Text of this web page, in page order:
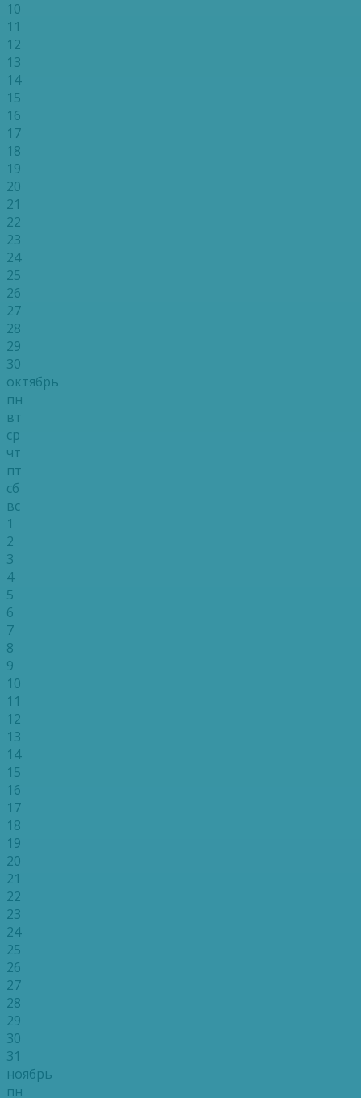
10
11
12
13
14
15
16
17
18
19
20
21
22
23
24
25
26
27
28
29
30
октябрь
пн
вт
ср
чт
пт
сб
вс
1
2
3
4
5
6
7
8
9
10
11
12
13
14
15
16
17
18
19
20
21
22
23
24
25
26
27
28
29
30
31
ноябрь
пн